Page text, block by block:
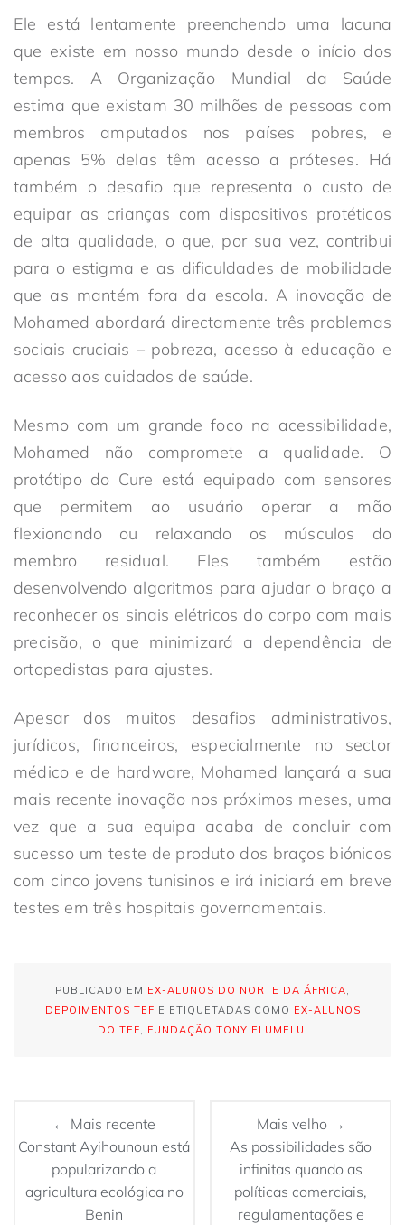
Ele está lentamente preenchendo uma lacuna
que existe em nosso mundo desde o início dos
tempos. A Organização Mundial da Saúde
estima que existam 30 milhões de pessoas com
membros amputados nos países pobres, e
apenas 5% delas têm acesso a próteses. Há
também o desafio que representa o custo de
equipar as crianças com dispositivos protéticos
de alta qualidade, o que, por sua vez, contribui
para o estigma e as dificuldades de mobilidade
que as mantém fora da escola. A inovação de
Mohamed abordará directamente três problemas
sociais cruciais – pobreza, acesso à educação e
acesso aos cuidados de saúde.
Mesmo com um grande foco na acessibilidade,
Mohamed não compromete a qualidade. O
protótipo do Cure está equipado com sensores
que permitem ao usuário operar a mão
flexionando ou relaxando os músculos do
membro residual. Eles também estão
desenvolvendo algoritmos para ajudar o braço a
reconhecer os sinais elétricos do corpo com mais
precisão, o que minimizará a dependência de
ortopedistas para ajustes.
Apesar dos muitos desafios administrativos,
jurídicos, financeiros, especialmente no sector
médico e de hardware, Mohamed lançará a sua
mais recente inovação nos próximos meses, uma
vez que a sua equipa acaba de concluir com
sucesso um teste de produto dos braços biónicos
com cinco jovens tunisinos e irá iniciará em breve
testes em três hospitais governamentais.
PUBLICADO EM EX-ALUNOS DO NORTE DA ÁFRICA,
DEPOIMENTOS TEF E ETIQUETADAS COMO EX-ALUNOS
DO TEF, FUNDAÇÃO TONY ELUMELU .
← Mais recente
Constant Ayihounoun está
popularizando a
agricultura ecológica no
Benin
Mais velho →
As possibilidades são
infinitas quando as
políticas comerciais,
regulamentações e